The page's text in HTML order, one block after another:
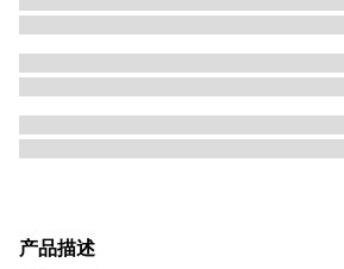
产品描述